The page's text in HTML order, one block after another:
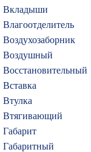
Вкладыши
Влагоотделитель
Воздухозаборник
Воздушный
Восстановительный
Вставка
Втулка
Втягивающий
Габарит
Габаритный